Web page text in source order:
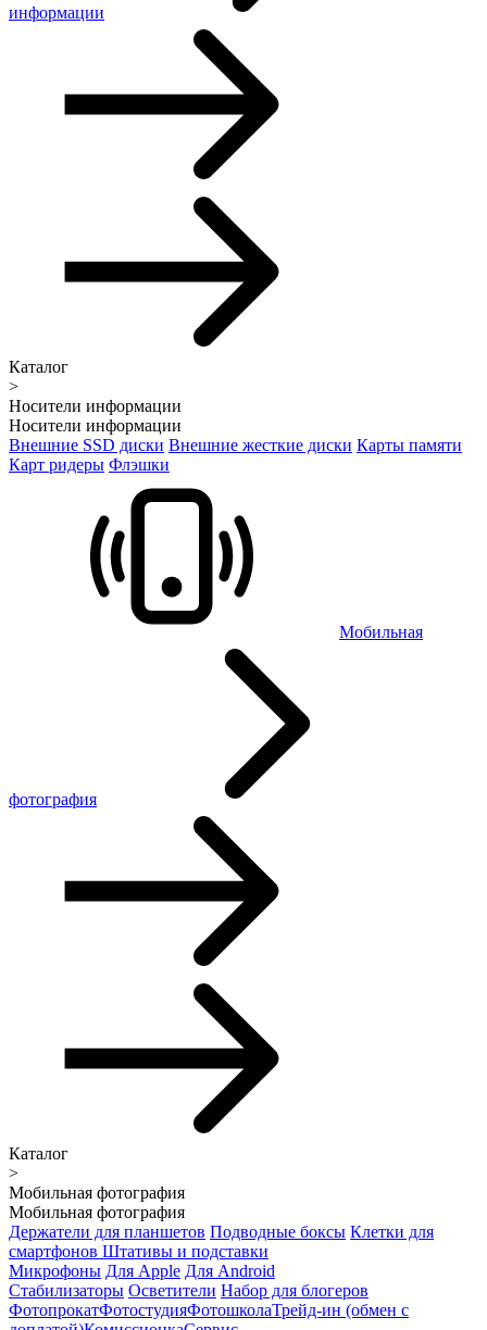
информации
Каталог
>
Носители информации
Носители информации
Внешние SSD диски Внешние жесткие диски Карты памяти
Карт ридеры Флэшки
Мобильная
фотография
Каталог
>
Мобильная фотография
Мобильная фотография
Держатели для планшетов Подводные боксы Клетки для
смартфонов Штативы и подставки
Микрофоны Для Apple Для Android
Стабилизаторы Осветители Набор для блогеров
ФотопрокатФотостудияФотошколаТрейд-ин (обмен с